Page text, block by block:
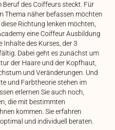
des Coiffeurs steckt. Für
Thema näher befassen möchten
Richtung lenken möchten,
eine Coiffeur Ausbildung
Inhalte des Kurses, der 3
Dabei geht es zunächst um
der Haare und der Kopfhaut,
und Veränderungen. Und
und Farbtheorie stehen im
erlernen Sie auch noch,
die mit bestimmten
kommen. Sie erfahren
und individuell beraten.